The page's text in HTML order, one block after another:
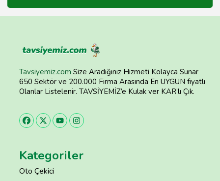
Tavsiyemiz.com Size Aradığınız Hizmeti Kolayca Sunar
650 Sektör ve 200.000 Firma Arasında En UYGUN fiyatlı
Olanlar Listelenir. TAVSİYEMİZ’e Kulak ver KAR’lı Çık.
Kategoriler
Oto Çekici